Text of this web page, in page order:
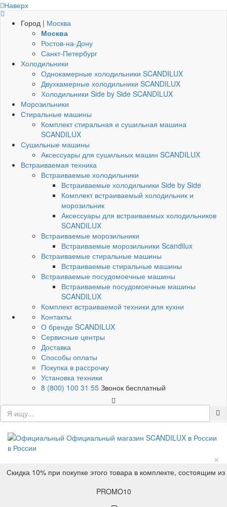
Наверх
Город | Москва
Москва
Ростов-на-Дону
Санкт-Петербург
Холодильники
Однокамерные холодильники SCANDILUX
Двухкамерные холодильники SCANDILUX
Холодильники Side by Side SCANDILUX
Морозильники
Стиральные машины
Комплект стиральная и сушильная машина
SCANDILUX
Сушильные машины
Аксессуары для сушильных машин SCANDILUX
Встраиваемая техника
Встраиваемые холодильники
Встраиваемые холодильники Side by Side
Комплект встраиваемый холодильник и
морозильник
Аксессуары для встраиваемых холодильников
SCANDILUX
Встраиваемые морозильники
Встраиваемые морозильники Scandilux
Встраиваемые стиральные машины
Встраиваемые стиральные машины
Встраиваемые посудомоечные машины
Встраиваемые посудомоечные машины
SCANDILUX
Комплект встраиваемой техники для кухни
Контакты
О бренде SCANDILUX
Сервисные центры
Доставка
Способы оплаты
Покупка в рассрочку
Установка техники
8 (800) 100 31 55 Звонок бесплатный
×
Скидка 10% при покупке этого товара в комплекте, состоящим
PROMO10